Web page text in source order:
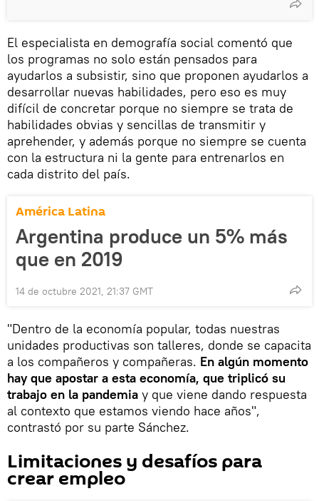
El especialista en demografía social comentó que
los programas no solo están pensados para
ayudarlos a subsistir, sino que proponen ayudarlos a
desarrollar nuevas habilidades, pero eso es muy
difícil de concretar porque no siempre se trata de
habilidades obvias y sencillas de transmitir y
aprehender, y además porque no siempre se cuenta
con la estructura ni la gente para entrenarlos en
cada distrito del país.
América Latina
Argentina produce un 5% más
que en 2019
14 de octubre 2021, 21:37 GMT
"Dentro de la economía popular, todas nuestras
unidades productivas son talleres, donde se capacita
a los compañeros y compañeras. En algún momento
hay que apostar a esta economía, que triplicó su
trabajo en la pandemia y que viene dando respuesta
al contexto que estamos viendo hace años",
contrastó por su parte Sánchez.
Limitaciones y desafíos para
crear empleo